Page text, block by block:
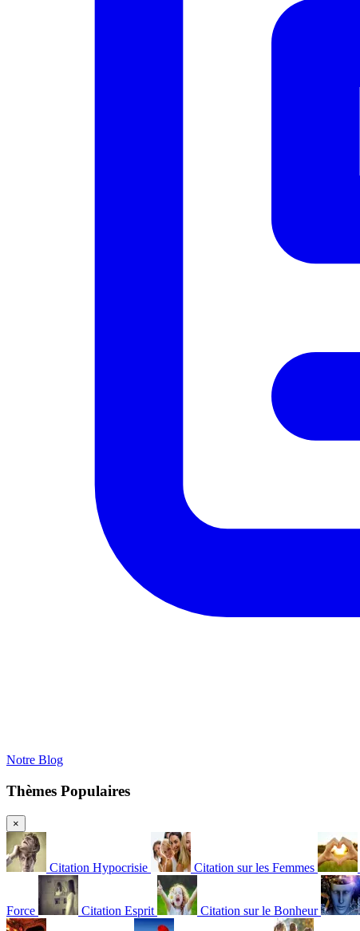
Notre Blog
Thèmes Populaires
×
Citation Hypocrisie Citation sur les Femmes
Force Citation Esprit Citation sur le Bonheur